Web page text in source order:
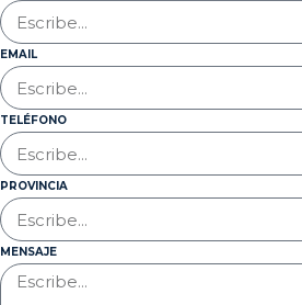
EMAIL
TELÉFONO
PROVINCIA
MENSAJE